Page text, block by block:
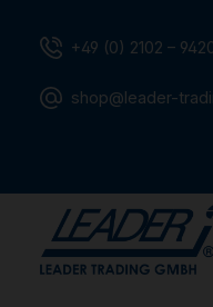
+49 (0) 2102 –
shop@leader-